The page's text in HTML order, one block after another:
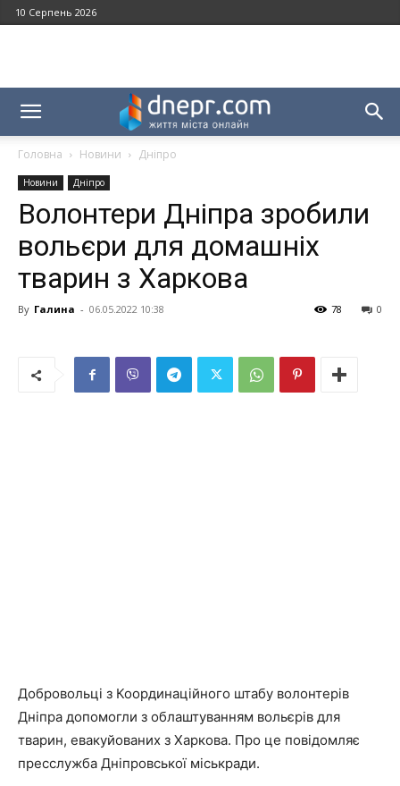
10 Серпень 2026
Головна Новини Дніпро
Новини Дніпро
Волонтери Дніпра зробили
вольєри для домашніх
тварин з Харкова
By Галина - 06.05.2022 10:38 0
78
Добровольці з Координаційного штабу волонтерів
Дніпра допомогли з облаштуванням вольєрів для
тварин, евакуйованих з Харкова. Про це повідомляє
пресслужба Дніпровської міськради.